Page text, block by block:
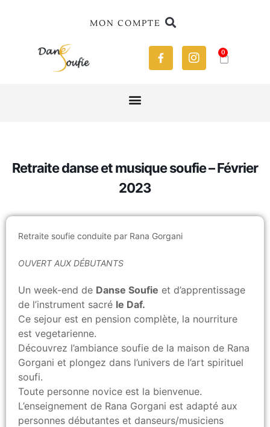
MON COMPTE
0
Retraite danse et musique soufie – Février
2023
Retraite soufie conduite par Rana Gorgani
OUVERT AUX DÉBUTANTS
Un week-end de Danse Soufie et d’apprentissage
de l’instrument sacré le Daf.
Ce sejour est en pension complète, la nourriture
est vegetarienne.
Découvrez l’ambiance soufie de la maison de Rana
Gorgani et plongez dans l’univers de l’art spirituel
soufi.
Toute personne novice est la bienvenue.
L’enseignement de Rana Gorgani est adapté aux
personnes débutantes et danseurs/musiciens